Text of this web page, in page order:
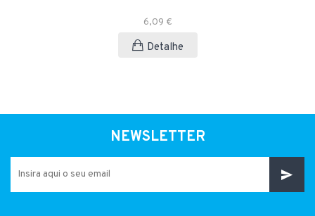
6,09 €
Detalhe
NEWSLETTER